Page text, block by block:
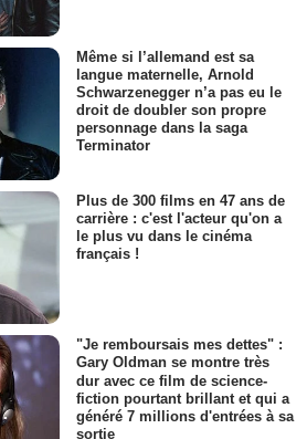
Même si l’allemand est sa
langue maternelle, Arnold
Schwarzenegger n’a pas eu le
droit de doubler son propre
personnage dans la saga
Terminator
Plus de 300 films en 47 ans de
carrière : c'est l'acteur qu'on a
le plus vu dans le cinéma
français !
"Je remboursais mes dettes" :
Gary Oldman se montre très
dur avec ce film de science-
fiction pourtant brillant et qui a
généré 7 millions d'entrées à sa
sortie